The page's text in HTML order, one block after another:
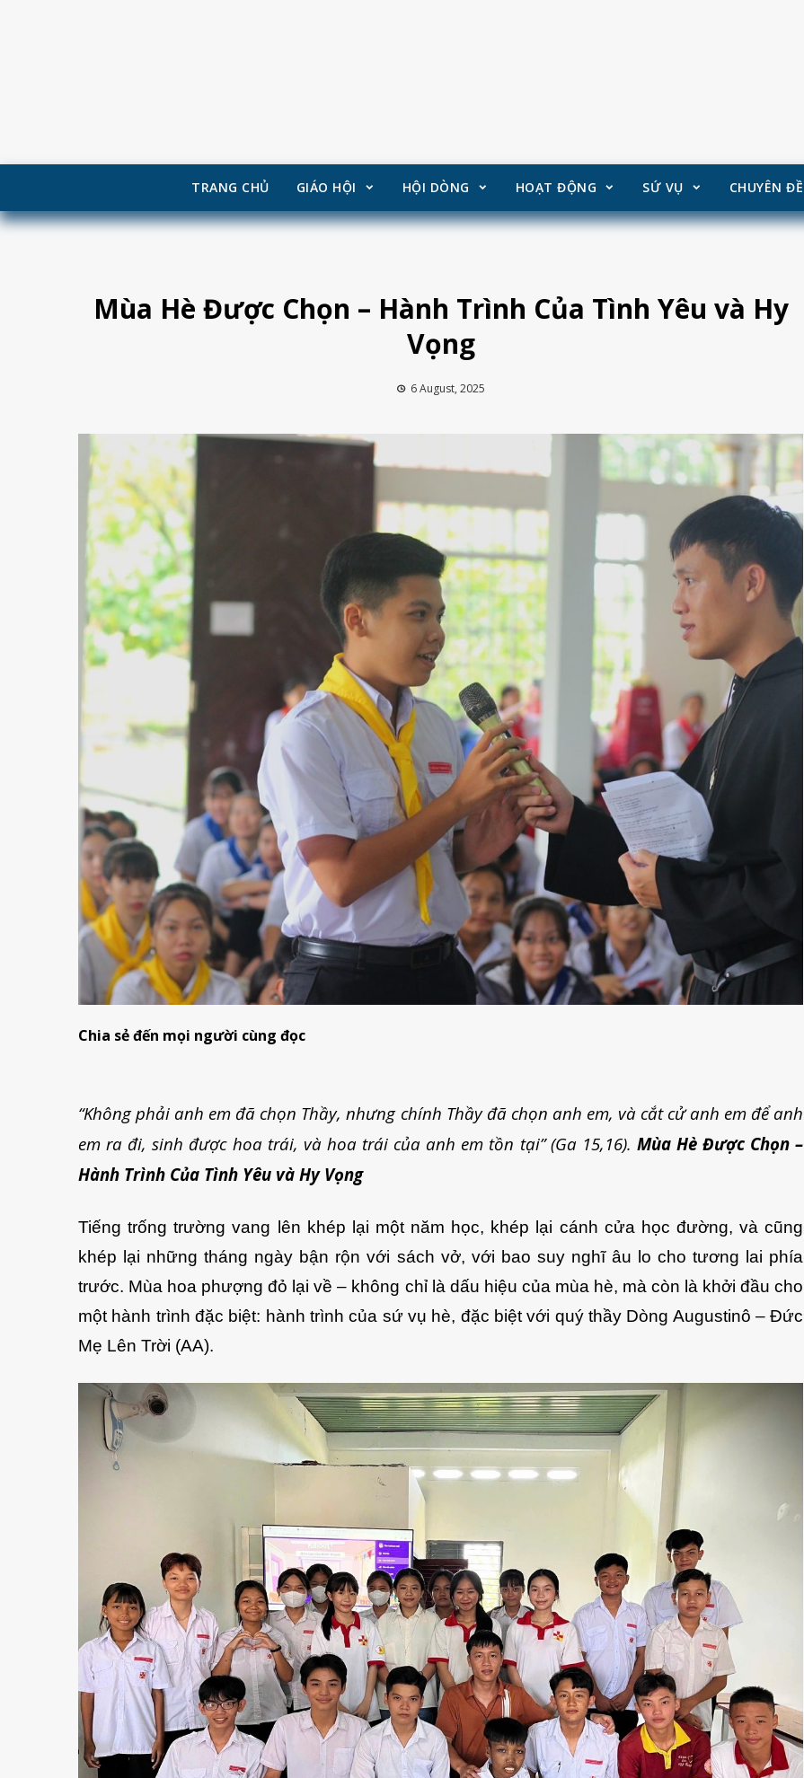
Skip
TRANG CHỦ GIÁO HỘI HỘI DÒNG HOẠT ĐỘNG SỨ VỤ CHUYÊN ĐỀ
Mùa Hè Được Chọn – Hành Trình Của Tình Yêu và Hy
Vọng
6 August, 2025
Chia sẻ đến mọi người cùng đọc
“Không phải anh em đã chọn Thầy, nhưng chính Thầy đã chọn anh em, và cắt cử anh em để anh
em ra đi, sinh được hoa trái, và hoa trái của anh em tồn tại” (Ga 15,16). Mùa Hè Được Chọn –
Hành Trình Của Tình Yêu và Hy Vọng
Tiếng trống trường vang lên khép lại một năm học, khép lại cánh cửa học đường, và cũng
khép lại những tháng ngày bận rộn với sách vở, với bao suy nghĩ âu lo cho tương lai phía
trước. Mùa hoa phượng đỏ lại về – không chỉ là dấu hiệu của mùa hè, mà còn là khởi đầu cho
một hành trình đặc biệt: hành trình của sứ vụ hè, đặc biệt với quý thầy Dòng Augustinô – Đức
Mẹ Lên Trời (AA).